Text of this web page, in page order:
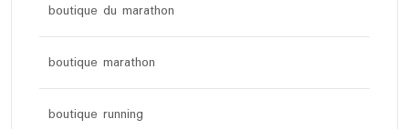
boutique du marathon
boutique marathon
boutique running